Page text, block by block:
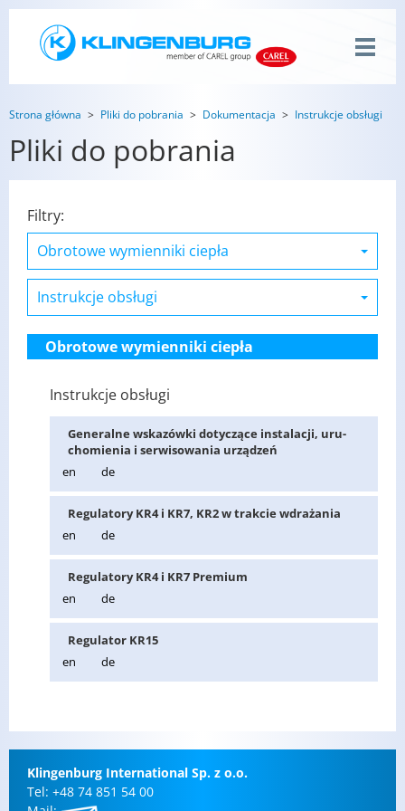
Strona główna Pliki do pobrania Dokumentacja Instrukcje obsługi
Pliki do pobrania
Filtry:
Obrotowe wymienniki ciepła
Instrukcje obsługi
Ge­ne­ral­ne wska­zów­ki do­ty­czą­ce in­sta­la­cji, uru­
cho­mie­nia i ser­wi­so­wa­nia urzą­dzeń
en
de
Re­gu­la­to­ry KR4 i KR7, KR2 w trak­cie wdra­ża­nia
en
de
Re­gu­la­to­ry KR4 i KR7 Pre­mium
en
de
Re­gu­la­tor KR15
en
de
Klin­gen­burg In­ter­na­tio­nal Sp. z o.o.
Tel: +48 74 851 54 00